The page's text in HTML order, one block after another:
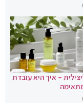
– איך היא עובדת